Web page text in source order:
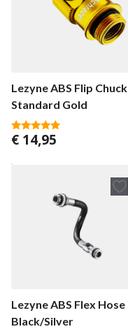
Lezyne ABS Flip Chuck
Standard Gold
5.00
van 5
€ 14,95
Lezyne ABS Flex Hose
Black/Silver